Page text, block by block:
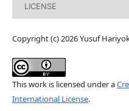
LICENSE
Copyright (c) 2026 Yusuf
This work is licensed under a
International License.